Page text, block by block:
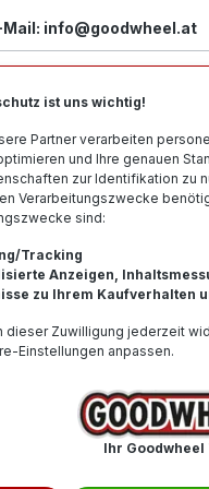
Mail: info@goodwheel.at
Felgen
ist uns wichtig!
Partner verarbeiten
und Ihre genauen
zur Identifikation zu
Verarbeitungszwecke
sind:
Tracking
Anzeigen,
zu Ihrem Kaufverhalten
dieser Zuwilligung jederzeit
Einstellungen anpassen.
Ihr Goodwheel